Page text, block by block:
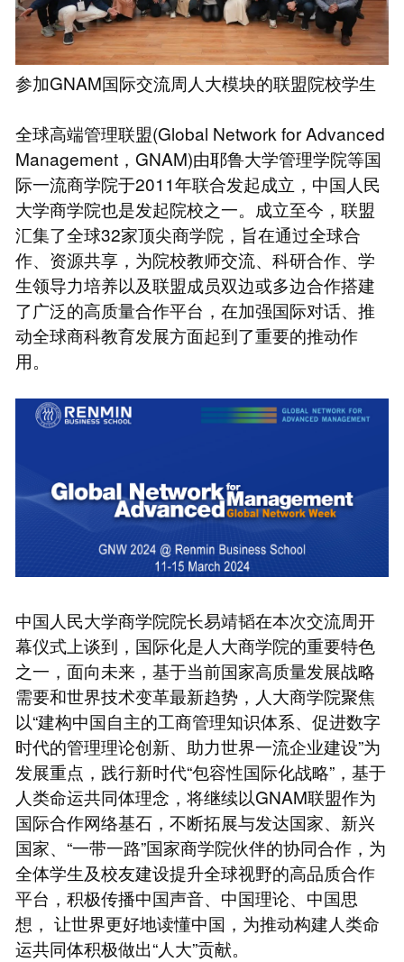
参加GNAM国际交流周人大模块的联盟院校学生
全球高端管理联盟(Global Network for Advanced
Management，GNAM)由耶鲁大学管理学院等国
际一流商学院于2011年联合发起成立，中国人民
大学商学院也是发起院校之一。成立至今，联盟
汇集了全球32家顶尖商学院，旨在通过全球合
作、资源共享，为院校教师交流、科研合作、学
生领导力培养以及联盟成员双边或多边合作搭建
了广泛的高质量合作平台，在加强国际对话、推
动全球商科教育发展方面起到了重要的推动作
用。
中国人民大学商学院院长易靖韬在本次交流周开
幕仪式上谈到，国际化是人大商学院的重要特色
之一，面向未来，基于当前国家高质量发展战略
需要和世界技术变革最新趋势，人大商学院聚焦
以“建构中国自主的工商管理知识体系、促进数字
时代的管理理论创新、助力世界一流企业建设”为
发展重点，践行新时代“包容性国际化战略”，基于
人类命运共同体理念，将继续以GNAM联盟作为
国际合作网络基石，不断拓展与发达国家、新兴
国家、“一带一路”国家商学院伙伴的协同合作，为
全体学生及校友建设提升全球视野的高品质合作
平台，积极传播中国声音、中国理论、中国思
想， 让世界更好地读懂中国，为推动构建人类命
运共同体积极做出“人大”贡献。